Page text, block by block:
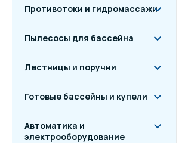
Противотоки и гидромассажи
Пылесосы для бассейна
Лестницы и поручни
Готовые бассейны и купели
Автоматика и
электрооборудование